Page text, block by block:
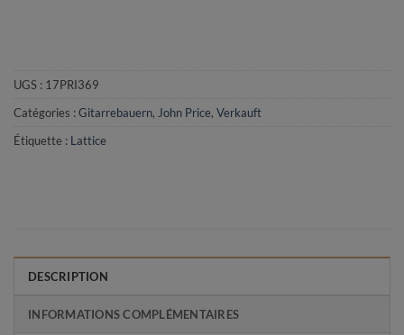
UGS : 17PRI369
Catégories :Gitarrebauern, John Price, Verkauft
Étiquette : Lattice
DESCRIPTION
INFORMATIONS COMPLÉMENTAIRES